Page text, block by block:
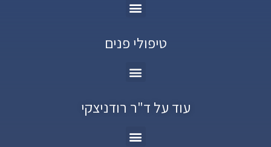
טיפולי פנים
עוד על ד"ר רודניצקי